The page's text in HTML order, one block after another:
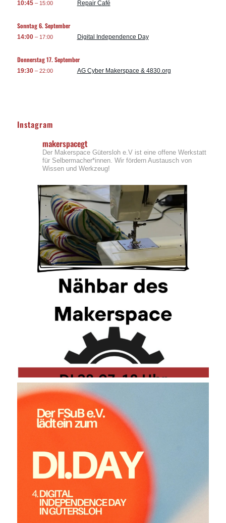
10:45 – 15:00 Repair Café
Sonntag 6. September
14:00 – 17:00 Digital Independence Day
Donnerstag 17. September
19:30 – 22:00 AG Cyber Makerspace & 4830.org
Instagram
makerspacegt
Der Makerspace Gütersloh e.V ist eine offene Werkstatt
für Selbermacher*innen. Wir fördern Austausch von
Wissen und Werkzeug!